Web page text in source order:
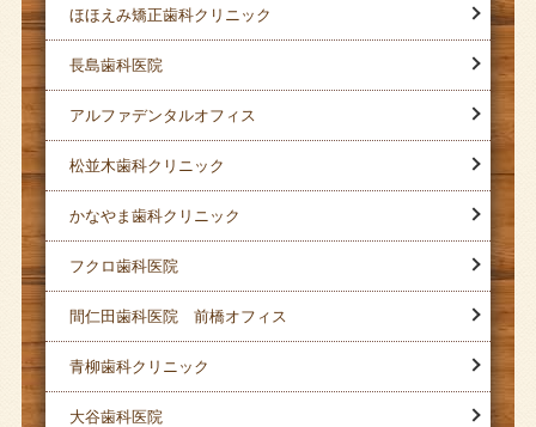
ほほえみ矯正歯科クリニック
長島歯科医院
アルファデンタルオフィス
松並木歯科クリニック
かなやま歯科クリニック
フクロ歯科医院
間仁田歯科医院 前橋オフィス
青柳歯科クリニック
大谷歯科医院